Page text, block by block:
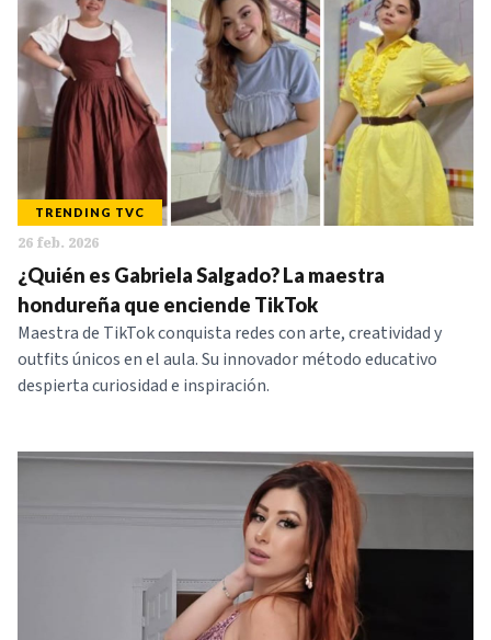
TRENDING TVC
26 feb. 2026
¿Quién es Gabriela Salgado? La maestra
hondureña que enciende TikTok
Maestra de TikTok conquista redes con arte, creatividad y
outfits únicos en el aula. Su innovador método educativo
despierta curiosidad e inspiración.